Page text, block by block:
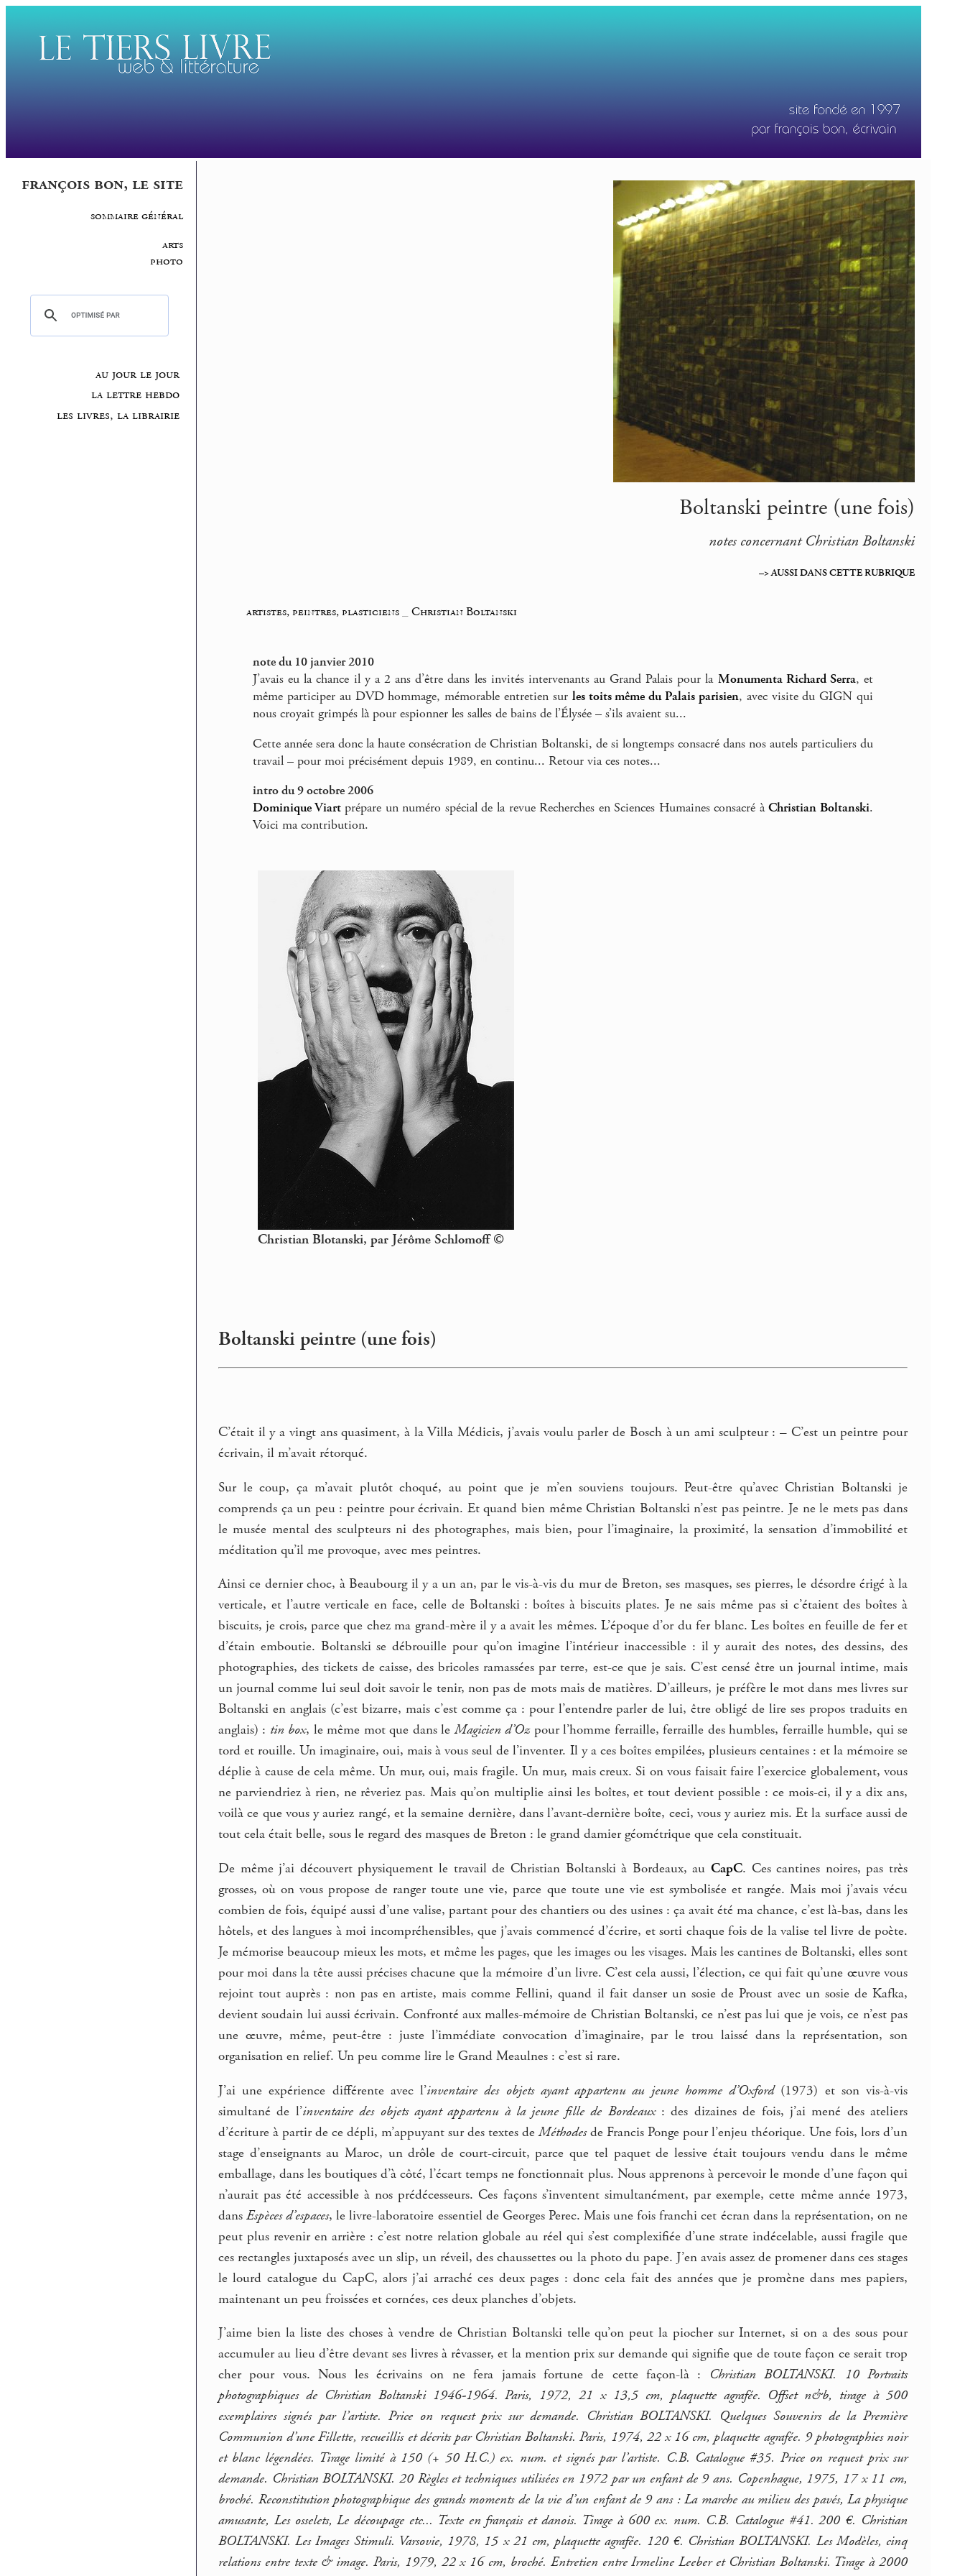
françois bon, le site
sommaire général
arts
photo
au jour le jour
la lettre hebdo
les livres, la librairie
Boltanski peintre (une fois)
notes concernant Christian Boltanski
–> AUSSI DANS CETTE RUBRIQUE
artistes, peintres, plasticiens _Christian Boltanski
note du 10 janvier 2010
J’avais eu la chance il y a 2 ans d’être dans les invités intervenants au Grand Palais pour la Monumenta Richard Serra, et
même participer au DVD hommage, mémorable entretien sur les toits même du Palais parisien, avec visite du GIGN qui
nous croyait grimpés là pour espionner les salles de bains de l’Élysée – s’ils avaient su...
Cette année sera donc la haute consécration de Christian Boltanski, de si longtemps consacré dans nos autels particuliers du
travail – pour moi précisément depuis 1989, en continu... Retour via ces notes...
intro du 9 octobre 2006
Dominique Viartprépare un numéro spécial de la revue Recherches en Sciences Humaines consacré àChristian Boltanski.
Voici ma contribution.
Christian Blotanski, par Jérôme Schlomoff ©
Boltanski peintre (une fois)
C’était il y a vingt ans quasiment, à la Villa Médicis, j’avais voulu parler de Bosch à un ami sculpteur : – C’est un peintre pour
écrivain, il m’avait rétorqué.
Sur le coup, ça m’avait plutôt choqué, au point que je m’en souviens toujours. Peut-être qu’avec Christian Boltanski je
comprends ça un peu : peintre pour écrivain. Et quand bien même Christian Boltanski n’est pas peintre. Je ne le mets pas dans
le musée mental des sculpteurs ni des photographes, mais bien, pour l’imaginaire, la proximité, la sensation d’immobilité et
méditation qu’il me provoque, avec mes peintres.
Ainsi ce dernier choc, à Beaubourg il y a un an, par le vis-à-vis du mur de Breton, ses masques, ses pierres, le désordre érigé à la
verticale, et l’autre verticale en face, celle de Boltanski : boîtes à biscuits plates. Je ne sais même pas si c’étaient des boîtes à
biscuits, je crois, parce que chez ma grand-mère il y a avait les mêmes. L’époque d’or du fer blanc. Les boîtes en feuille de fer et
d’étain emboutie. Boltanski se débrouille pour qu’on imagine l’intérieur inaccessible : il y aurait des notes, des dessins, des
photographies, des tickets de caisse, des bricoles ramassées par terre, est-ce que je sais. C’est censé être un journal intime, mais
un journal comme lui seul doit savoir le tenir, non pas de mots mais de matières. D’ailleurs, je préfère le mot dans mes livres sur
Boltanski en anglais (c’est bizarre, mais c’est comme ça : pour l’entendre parler de lui, être obligé de lire ses propos traduits en
anglais) : tin box, le même mot que dans leMagicien d’Ozpour l’homme ferraille, ferraille des humbles, ferraille humble, qui se
tord et rouille. Un imaginaire, oui, mais à vous seul de l’inventer. Il y a ces boîtes empilées, plusieurs centaines : et la mémoire se
déplie à cause de cela même. Un mur, oui, mais fragile. Un mur, mais creux. Si on vous faisait faire l’exercice globalement, vous
ne parviendriez à rien, ne rêveriez pas. Mais qu’on multiplie ainsi les boîtes, et tout devient possible : ce mois-ci, il y a dix ans,
voilà ce que vous y auriez rangé, et la semaine dernière, dans l’avant-dernière boîte, ceci, vous y auriez mis. Et la surface aussi de
tout cela était belle, sous le regard des masques de Breton : le grand damier géométrique que cela constituait.
De même j’ai découvert physiquement le travail de Christian Boltanski à Bordeaux, au CapC. Ces cantines noires, pas très
grosses, où on vous propose de ranger toute une vie, parce que toute une vie est symbolisée et rangée. Mais moi j’avais vécu
combien de fois, équipé aussi d’une valise, partant pour des chantiers ou des usines : ça avait été ma chance, c’est là-bas, dans les
hôtels, et des langues à moi incompréhensibles, que j’avais commencé d’écrire, et sorti chaque fois de la valise tel livre de poète.
Je mémorise beaucoup mieux les mots, et même les pages, que les images ou les visages. Mais les cantines de Boltanski, elles sont
pour moi dans la tête aussi précises chacune que la mémoire d’un livre. C’est cela aussi, l’élection, ce qui fait qu’une œuvre vous
rejoint tout auprès : non pas en artiste, mais comme Fellini, quand il fait danser un sosie de Proust avec un sosie de Kafka,
devient soudain lui aussi écrivain. Confronté aux malles-mémoire de Christian Boltanski, ce n’est pas lui que je vois, ce n’est pas
une œuvre, même, peut-être : juste l’immédiate convocation d’imaginaire, par le trou laissé dans la représentation, son
organisation en relief. Un peu comme lire le Grand Meaulnes : c’est si rare.
J’ai une expérience différente avec l’inventaire des objets ayant appartenu au jeune homme d’Oxford(1973) et son vis-à-vis
simultané de l’inventaire des objets ayant appartenu à la jeune fille de Bordeaux: des dizaines de fois, j’ai mené des ateliers
d’écriture à partir de ce dépli, m’appuyant sur des textes deMéthodesde Francis Ponge pour l’enjeu théorique. Une fois, lors d’un
stage d’enseignants au Maroc, un drôle de court-circuit, parce que tel paquet de lessive était toujours vendu dans le même
emballage, dans les boutiques d’à côté, l’écart temps ne fonctionnait plus. Nous apprenons à percevoir le monde d’une façon qui
n’aurait pas été accessible à nos prédécesseurs. Ces façons s’inventent simultanément, par exemple, cette même année 1973,
dansEspèces d’espaces, le livre-laboratoire essentiel de Georges Perec. Mais une fois franchi cet écran dans la représentation, on ne
peut plus revenir en arrière : c’est notre relation globale au réel qui s’est complexifiée d’une strate indécelable, aussi fragile que
ces rectangles juxtaposés avec un slip, un réveil, des chaussettes ou la photo du pape. J’en avais assez de promener dans ces stages
le lourd catalogue du CapC, alors j’ai arraché ces deux pages : donc cela fait des années que je promène dans mes papiers,
maintenant un peu froissées et cornées, ces deux planches d’objets.
J’aime bien la liste des choses à vendre de Christian Boltanski telle qu’on peut la piocher sur Internet, si on a des sous pour
accumuler au lieu d’être devant ses livres à rêvasser, et la mention prix sur demande qui signifie que de toute façon ce serait trop
cher pour vous. Nous les écrivains on ne fera jamais fortune de cette façon-là : Christian BOLTANSKI. 10 Portraits
photographiques de Christian Boltanski 1946-1964. Paris, 1972, 21 x 13,5 cm, plaquette agrafée. Offset n&b, tirage à 500
exemplaires signés par l’artiste. Price on request prix sur demande. Christian BOLTANSKI. Quelques Souvenirs de la Première
Communion d’une Fillette, recueillis et décrits par Christian Boltanski. Paris, 1974, 22 x 16 cm, plaquette agrafée. 9 photographies noir
et blanc légendées. Tirage limité à 150 (+ 50 H.C.) ex. num. et signés par l’artiste. C.B. Catalogue #35. Price on request prix sur
demande. Christian BOLTANSKI. 20 Règles et techniques utilisées en 1972 par un enfant de 9 ans. Copenhague, 1975, 17 x 11 cm,
broché. Reconstitution photographique des grands moments de la vie d’un enfant de 9 ans : La marche au milieu des pavés, La physique
amusante, Les osselets, Le découpage etc... Texte en français et danois. Tirage à 600 ex. num. C.B. Catalogue #41. 200 €. Christian
BOLTANSKI. Les Images Stimuli. Varsovie, 1978, 15 x 21 cm, plaquette agrafée. 120 €. Christian BOLTANSKI. Les Modèles, cinq
relations entre texte & image. Paris, 1979, 22 x 16 cm, broché. Entretien entre Irmeline Leeber et Christian Boltanski. Tirage à 2000